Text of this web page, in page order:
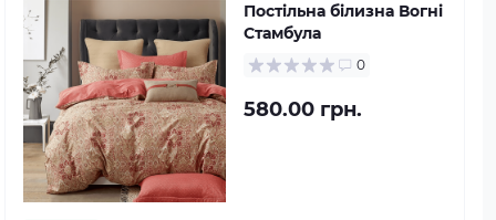
Постільна білизна Вогні
Стамбула
0
580.00 грн.